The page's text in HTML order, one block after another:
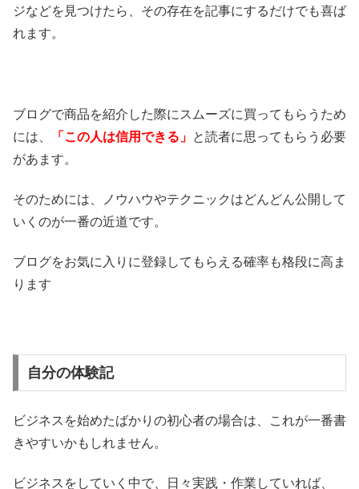
ジなどを見つけたら、その存在を記事にするだけでも喜ば
れます。
ブログで商品を紹介した際にスムーズに買ってもらうため
には、
「 この人は信用できる」 と読者に思ってもらう必要
があます。
そのためには、ノウハウやテクニックはどんどん公開して
いくのが一番の近道です。
ブログをお気に入りに登録してもらえる確率も格段に高ま
ります
自分の体験記
ビジネスを始めたばかりの初心者の場合は、これが一番書
きやすいかもしれません。
ビジネスをしていく中で、日々実践・作業していれば、